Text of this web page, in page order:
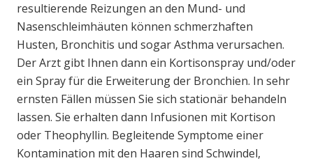
resultierende Reizungen an den Mund- und
Nasenschleimhäuten können schmerzhaften
Husten, Bronchitis und sogar Asthma verursachen.
Der Arzt gibt Ihnen dann ein Kortisonspray und/oder
ein Spray für die Erweiterung der Bronchien. In sehr
ernsten Fällen müssen Sie sich stationär behandeln
lassen. Sie erhalten dann Infusionen mit Kortison
oder Theophyllin. Begleitende Symptome einer
Kontamination mit den Haaren sind Schwindel,